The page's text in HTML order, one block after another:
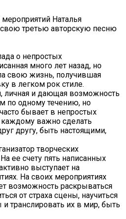
Наталья
третью авторскую песню
о непростых
много лет назад, но
свою жизнь, получившая
в легком рок стиле.
личная и дающая возможность
по одному течению, но
бывает в непростых
важно сделать
другу, быть настоящими,
творческих
ее счету пять написанных
выступает на
На своих мероприятиях
возможность раскрываться
от страха сцены, научиться
и транслировать их в мир, быть